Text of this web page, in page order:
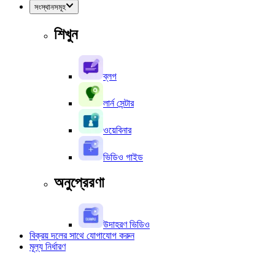
সংস্থানসমূহ
শিখুন
ব্লগ
লার্ন সেন্টার
ওয়েবিনার
ভিডিও গাইড
অনুপ্রেরণা
উদাহরণ ভিডিও
বিক্রয় দলের সাথে যোগাযোগ করুন
মূল্য নির্ধারণ